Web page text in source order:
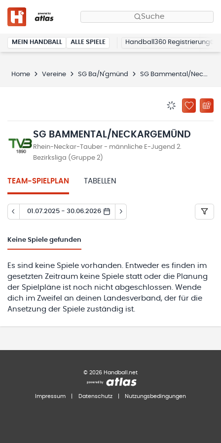
Suche
MEIN HANDBALL ALLE SPIELE Handball360 Registrierung
Home Vereine SG Ba/N'gmünd SG Bammental/Neckargemünd
ZU
SG BAMMENTAL/NECKARGEMÜND
Rhein-Neckar-Tauber - männliche E-Jugend 2.
Bezirksliga (Gruppe 2)
TEAM-SPIELPLAN TABELLEN
01.07.2025 - 30.06.2026
Keine Spiele gefunden
Es sind keine Spiele vorhanden. Entweder es finden im
gesetzten Zeitraum keine Spiele statt oder die Planung
der Spielpläne ist noch nicht abgeschlossen. Wende
dich im Zweifel an deinen Landesverband, der für die
Ansetzung der Spiele zuständig ist.
© 2026 Handball.net
Impressum Datenschutz Nutzungsbedingungen